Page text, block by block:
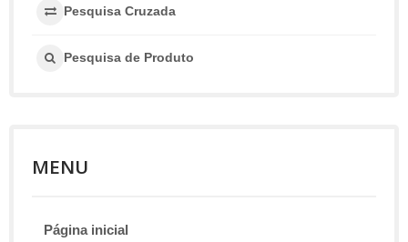
Pesquisa Cruzada
Pesquisa de Produto
MENU
Página inicial